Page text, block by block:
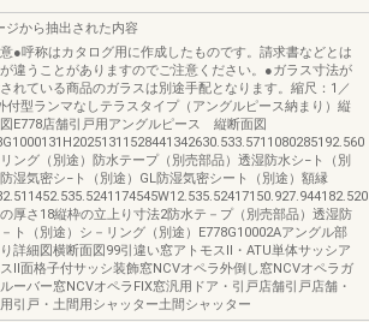
ジから抽出された内容
●呼称はカタログ用に作成したものです。請求書などとは
違うことがありますのでご注意ください。●ガラス寸法が
れている商品のガラスは別途手配となります。縮尺：1／
付型ランマなしテラスタイプ（アングルピース納まり）縦
E778店舗引戸用アングルピース 縦断面図
ング（別途）防水テープ（別売部品）透湿防水シ−ト（別
湿気密シ−ト（別途）GL防湿気密シート（別途）額縁
厚さ18縦枠の立上り寸法2防水テ－プ（別売部品）透湿防
ト（別途）シ－リング（別途）E778G10002Aアングル部
詳細図横断面図99引違い窓アトモスⅡ・ATU単体サッシア
スⅡ面格子付サッシ装飾窓NCVオペラ外倒し窓NCVオペラガ
ーバー窓NCVオペラFIX窓汎用ドア・引戸店舗引戸店舗・
引戸・土間用シャッター土間シャッター